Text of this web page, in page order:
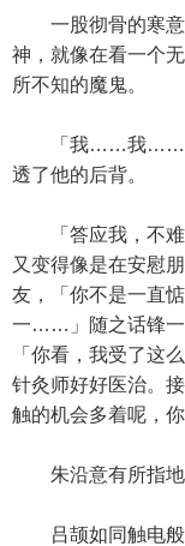
一股彻骨的寒意
神，就像在看一个无
所不知的魔鬼。
「我……我……」
透了他的后背。
「答应我，不难
又变得像是在安慰朋
友，「你不是一直
一……」随之话锋一
「你看，我受了这
针灸师好好医治。接
触的机会多着呢，
朱沿意有所指地
吕颉如同触电般